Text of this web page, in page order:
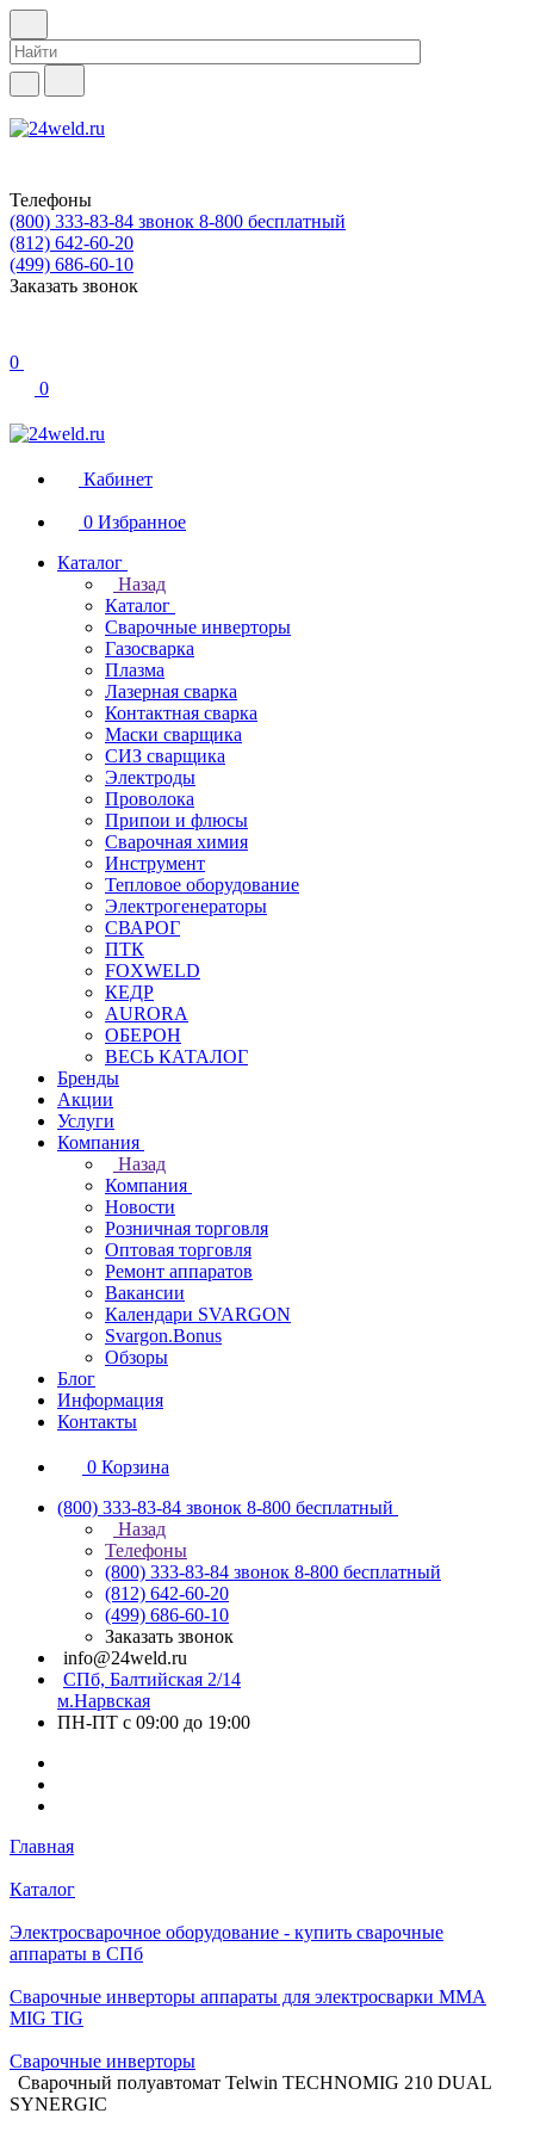
Телефоны
(800) 333-83-84 звонок 8-800 бесплатный
(812) 642-60-20
(499) 686-60-10
Заказать звонок
0
0
Кабинет
0 Избранное
Каталог
Назад
Каталог
Сварочные инверторы
Газосварка
Плазма
Лазерная сварка
Контактная сварка
Маски сварщика
СИЗ сварщика
Электроды
Проволока
Припои и флюсы
Сварочная химия
Инструмент
Тепловое оборудование
Электрогенераторы
СВАРОГ
ПТК
FOXWELD
КЕДР
AURORA
ОБЕРОН
ВЕСЬ КАТАЛОГ
Бренды
Акции
Услуги
Компания
Назад
Компания
Новости
Розничная торговля
Оптовая торговля
Ремонт аппаратов
Вакансии
Календари SVARGON
Svargon.Bonus
Обзоры
Блог
Информация
Контакты
0 Корзина
(800) 333-83-84 звонок 8-800 бесплатный
Назад
Телефоны
(800) 333-83-84 звонок 8-800 бесплатный
(812) 642-60-20
(499) 686-60-10
Заказать звонок
info@24weld.ru
СПб, Балтийская 2/14
м.Нарвская
ПН-ПТ с 09:00 до 19:00
Главная
Каталог
Электросварочное оборудование - купить сварочные
аппараты в СПб
Сварочные инверторы аппараты для электросварки MMA
MIG TIG
Сварочные инверторы
Сварочный полуавтомат Telwin TECHNOMIG 210 DUAL
SYNERGIC